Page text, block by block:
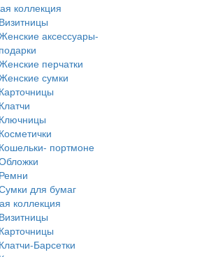
коллекция
Визитницы
аксессуары-
подарки
перчатки
сумки
Карточницы
Клатчи
Ключницы
Косметички
Кошельки- портмоне
Ремни
для бумаг
коллекция
Визитницы
Карточницы
Клатчи-Барсетки